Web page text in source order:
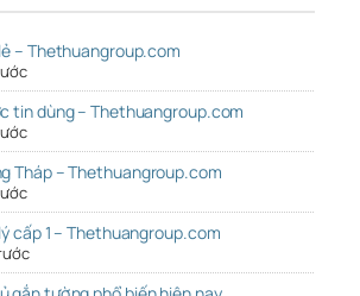
– Thethuangroup.com
tin dùng – Thethuangroup.com
Tháp – Thethuangroup.com
cấp 1 – Thethuangroup.com